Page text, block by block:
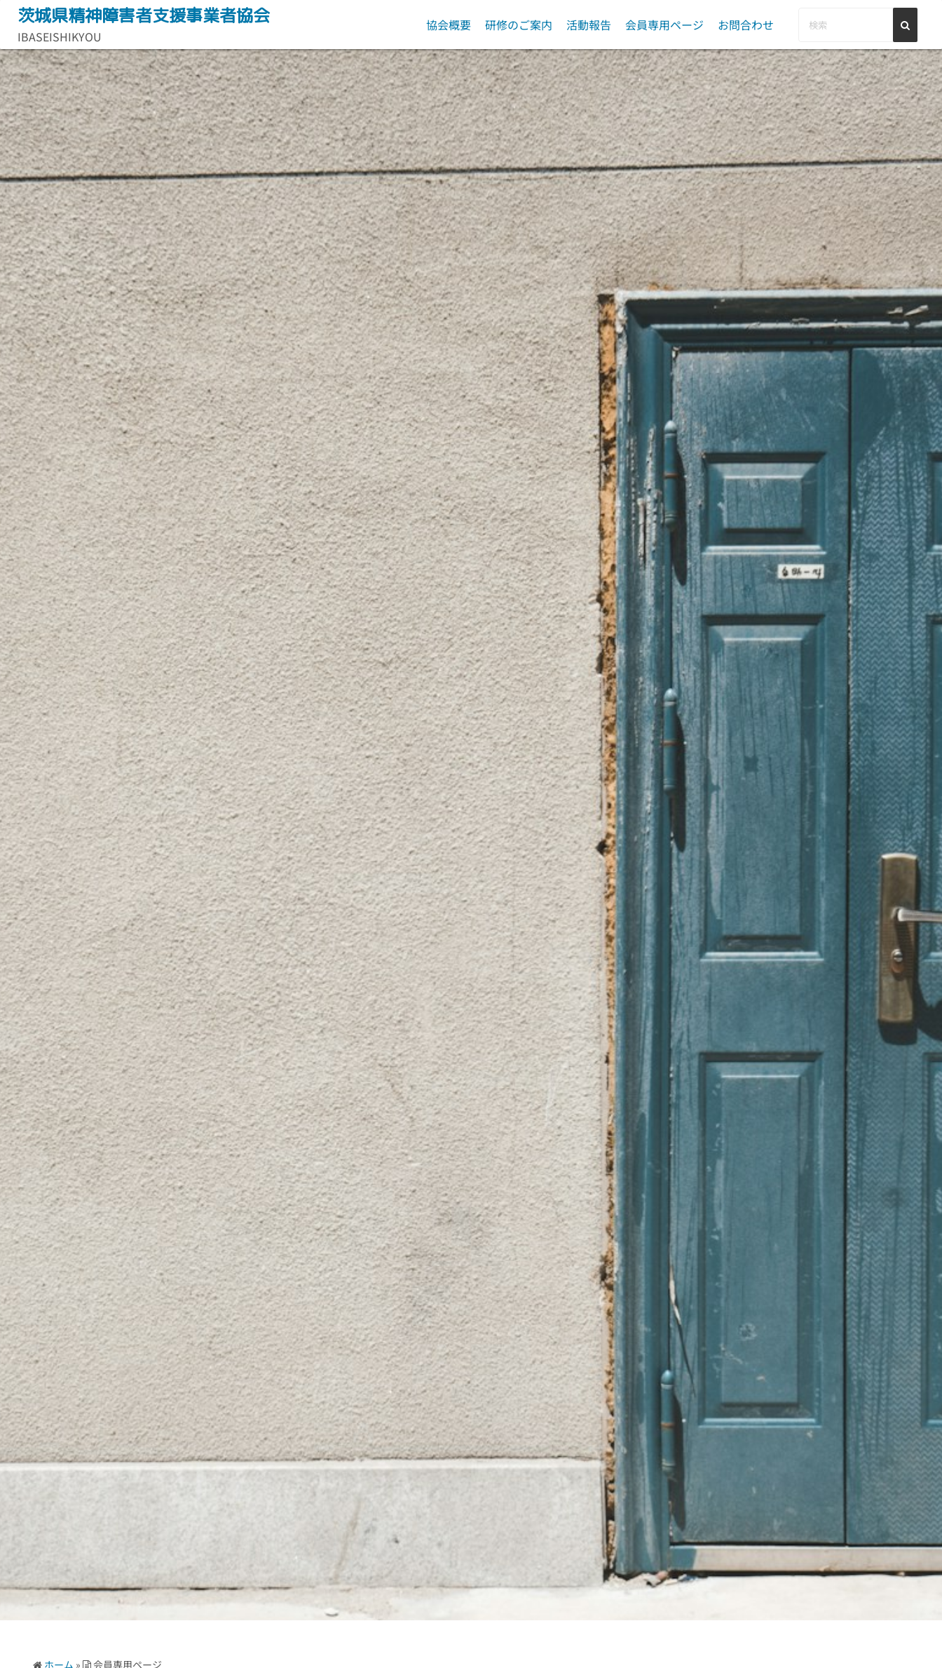
テ
ン
ツ
へ
ス
キ
ッ
プ
茨城県精神障害者支援事業者協会
IBASEISHIKYOU
協会概要
入会案内
会費について
研修のご案内
管理職研修会
専門部会
Ⅰ型委員会
外部団体主催研修等
活動報告
協会運営
総会
理事会
事務局会
協会研修
管理職研修会
専門部会活動報告
Ⅰ型委員会活動報告
外部
会員専用ページ
PR・告知等依頼
会員登録情報変更
お問合わせ
ホーム » 会員専用ページ